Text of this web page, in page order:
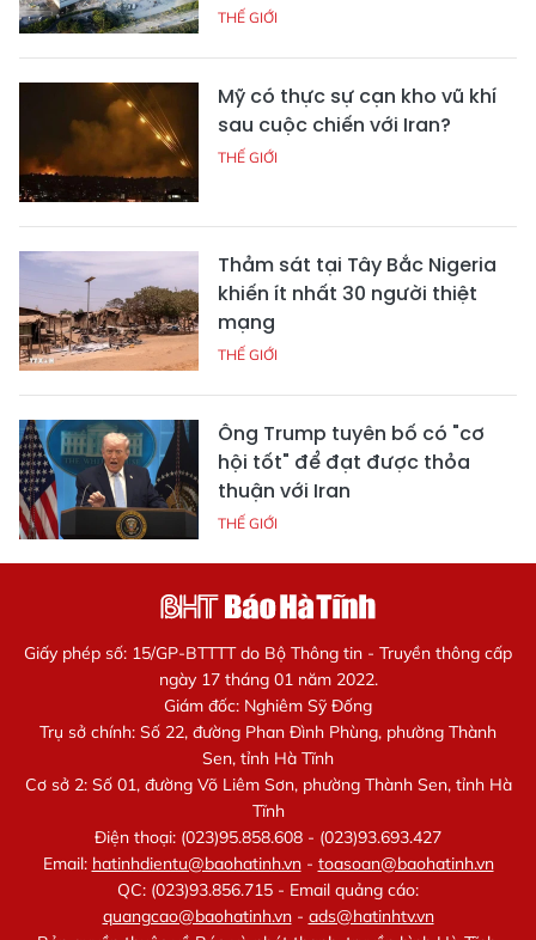
THẾ GIỚI
Mỹ có thực sự cạn kho vũ khí
sau cuộc chiến với Iran?
THẾ GIỚI
Thảm sát tại Tây Bắc Nigeria
khiến ít nhất 30 người thiệt
mạng
THẾ GIỚI
Ông Trump tuyên bố có "cơ
hội tốt" để đạt được thỏa
thuận với Iran
THẾ GIỚI
Giấy phép số: 15/GP-BTTTT do Bộ Thông tin - Truyền thông cấp
ngày 17 tháng 01 năm 2022.
Giám đốc: Nghiêm Sỹ Đống
Trụ sở chính: Số 22, đường Phan Đình Phùng, phường Thành
Sen, tỉnh Hà Tĩnh
Cơ sở 2: Số 01, đường Võ Liêm Sơn, phường Thành Sen, tỉnh Hà
Tĩnh
Điện thoại: (023)95.858.608 - (023)93.693.427
Email: hatinhdientu@baohatinh.vn- toasoan@baohatinh.vn
QC: (023)93.856.715 - Email quảng cáo:
quangcao@baohatinh.vn- ads@hatinhtv.vn